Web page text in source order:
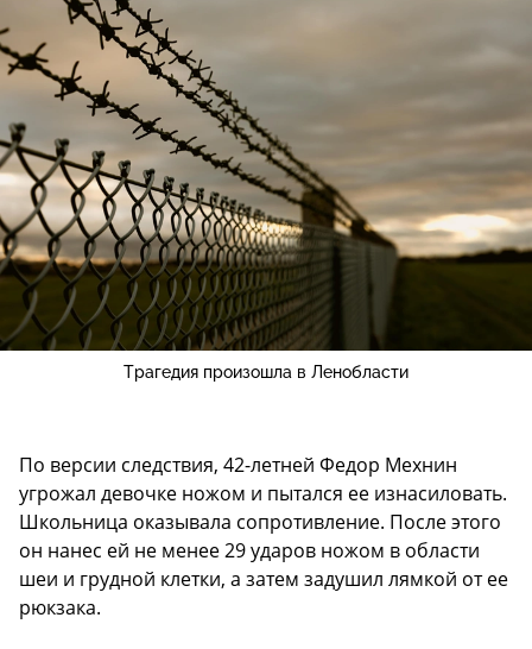
Трагедия произошла в Ленобласти
По версии следствия, 42-летней Федор Мехнин
угрожал девочке ножом и пытался ее изнасиловать.
Школьница оказывала сопротивление. После этого
он нанес ей не менее 29 ударов ножом в области
шеи и грудной клетки, а затем задушил лямкой от ее
рюкзака.